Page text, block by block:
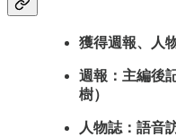
獲得週報、人
週報：主編後
樹）
人物誌：語音